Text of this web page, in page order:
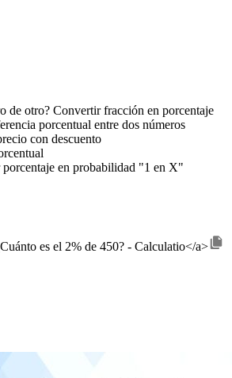
de otro? Convertir fracción en porcentaje
porcentual entre dos números
con descuento
en probabilidad "1 en X"
es el 2% de 450? - Calculatio</a>